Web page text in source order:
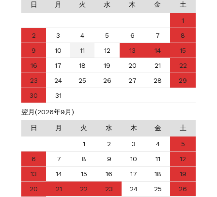
日 月 火 水 木 金 土
1
2
3 4 5 6 7
8
9
10 11 12 13 14
15
16
17 18 19 20 21
22
23
24 25 26 27 28
29
30
31
翌月(2026年9月)
日 月 火 水 木 金 土
1 2 3 4
5
6
7 8 9 10 11
12
13
14 15 16 17 18
19
20
21 22 23 24 25
26